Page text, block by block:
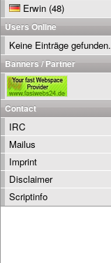
Erwin (48)
Users Online
Keine Einträge gefunden.
Banners / Partner
Contact
IRC
Mailus
Imprint
Disclaimer
Scriptinfo